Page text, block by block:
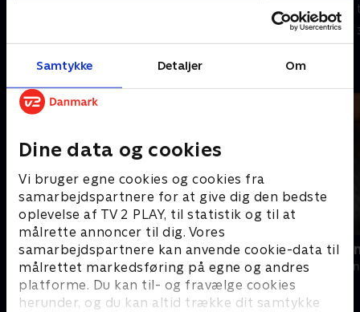
Samtykke Detaljer Om
Dine data og cookies
Vi bruger egne cookies og cookies fra
samarbejdspartnere for at give dig den bedste
oplevelse af TV 2 PLAY, til statistik og til at
målrette annoncer til dig. Vores
samarbejdspartnere kan anvende cookie-data til
målrettet markedsføring på egne og andres
platforme. Du kan til- og fravælge cookies
herunder, og du kan altid trække dit samtykke
bliver overrasket da han træder
ind i Fields' biograf. .
30. marts 2025 • 17 min
Andre så også
Motorvejspatruljen
Dokumentar • 7 sæsoner
Drømmen
2022 •